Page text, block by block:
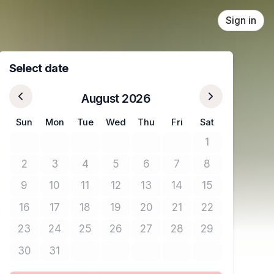
Sign in
Select date
August 2026
Sun Mon Tue Wed Thu Fri Sat
1No tickets
2No tickets available
3No tickets available
4No tickets available
5No tickets available
6No tickets available
7No tickets available
8No tickets
9No tickets available
10No tickets available
11No tickets available
12No tickets available
13No tickets available
14No tickets available
15No tickets
16No tickets available
17No tickets available
18No tickets available
19No tickets available
20No tickets available
21No tickets available
22No tickets
23No tickets available
24No tickets available
25No tickets available
26No tickets available
27No tickets available
28No tickets available
29No tickets
30No tickets available
31No tickets available